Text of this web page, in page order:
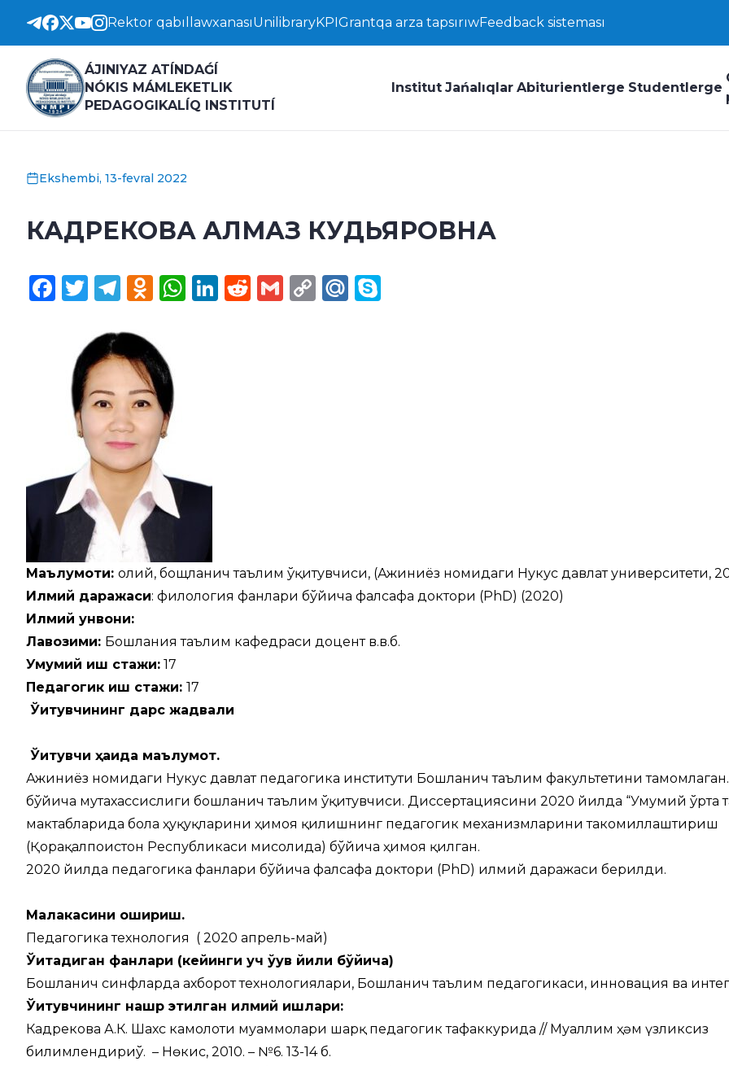
Rektor qabıllawxanasıUnilibraryKPIGrantqa arza tapsırıwFeedback sisteması
ÁJINIYAZ ATÍNDAǴÍ
NÓKIS MÁMLEKETLIK
PEDAGOGIKALÍQ INSTITUTÍ
Institut Jańalıqlar Abiturientlerge Studentlerge
Ekshembi, 13-fevral 2022
КАДРЕКОВА АЛМАЗ КУДЬЯРОВНА
Facebook
Twitter
Telegram
Odnoklassniki
WhatsApp
LinkedIn
Reddit
Gmail
CopyMail.Ru
Маълумоти: олий, бощланғич таълим ўқитувчиси, (Ажиниёз номидаги Нукус давлат университети,
Илмий даражаси: филология фанлари бўйича фалсафа доктори (PhD) (2020)
Илмий унвони:
Лавозими: Бошланғия таълим кафедраси доцент в.в.б.
Умумий иш стажи: 17
Педагогик иш стажи: 17
Ўқитувчининг дарс жадвали
Ўқитувчи ҳақида маълумот.
Ажиниёз номидаги Нукус давлат педагогика институти Бошланғич таълим факультетини
бўйича мутахассислиги бошланғич таълим ўқитувчиси. Диссертациясини 2020 йилда “Умумий ўрта
мактабларида бола ҳуқуқларини ҳимоя қилишнинг педагогик механизмларини такомиллаштириш
(Қорақалпоғистон Республикаси мисолида) бўйича ҳимоя қилган.
2020 йилда педагогика фанлари бўйича фалсафа доктори (PhD) илмий даражаси берилди.
Малакасини ошириш.
Педагогика технология ( 2020 апрель-май)
Ўқитадиган фанлари (кейинги уч ўқув йили бўйича)
Бошланғич синфларда ахборот технологиялари, Бошланғич таълим педагогикаси, инновация ва
Ўқитувчининг нашр этилган илмий ишлари:
Кадрекова А.К. Шахс камолоти муаммолари шарқ педагогик тафаккурида // Муғаллим ҳәм үзликсиз
билимлендириў. – Нөкис, 2010. – №6. 13-14 б.